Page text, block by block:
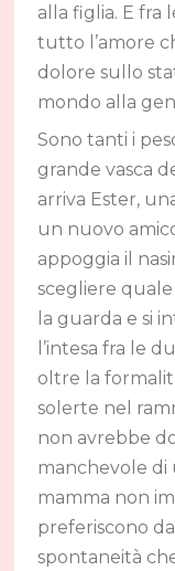
alla figlia. E fra
tutto l’amore
dolore sullo
mondo alla
Sono tanti i
grande vasca
arriva Ester,
un nuovo
appoggia il
scegliere quale
la guarda e si
l’intesa fra le
oltre la
solerte nel
non avrebbe
manchevole di
mamma non
preferiscono
spontaneità